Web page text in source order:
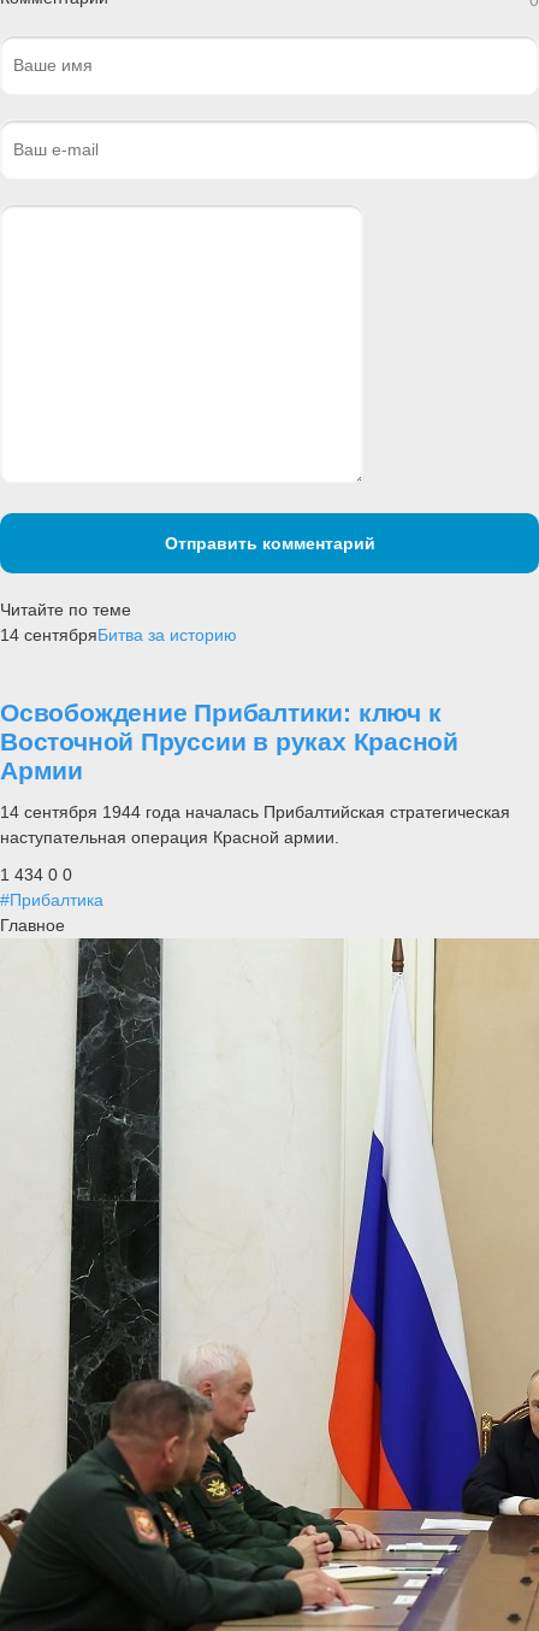
Отправить комментарий
Читайте по теме
14 сентябряБитва за историю
Освобождение Прибалтики: ключ к
Восточной Пруссии в руках Красной
Армии
14 сентября 1944 года началась Прибалтийская стратегическая
наступательная операция Красной армии.
1 434 0 0
#Прибалтика
Главное